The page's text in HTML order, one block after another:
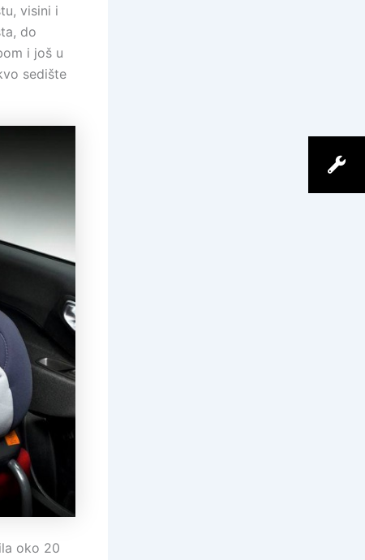
visini i
do
i još u
sedište
oko 20